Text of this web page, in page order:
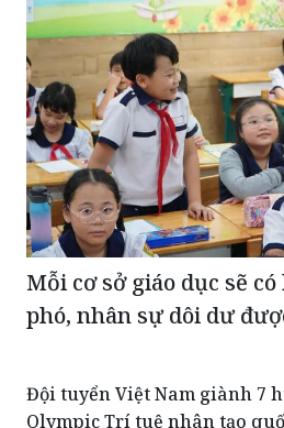
Mỗi cơ sở giáo dục sẽ
phó, nhân sự dôi dư
Đội tuyển Việt Nam giành 7
Olympic Trí tuệ nhân tạo